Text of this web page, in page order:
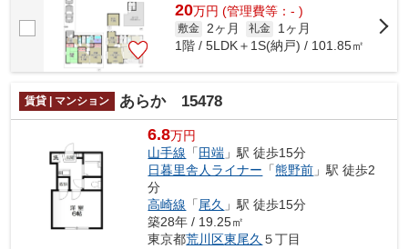
20万円 (管理費等：- )
敷金 2ヶ月 礼金
1ヶ月
1階 / 5LDK＋1S(納戸) / 101.85㎡
賃貸 | マンション あらか 15478
6.8万円
山手線 「 田端 」駅 徒歩15分
日暮里舎人ライナー 「熊野前 」駅 徒歩2
分
高崎線 「尾久 」駅 徒歩15分
築28年 / 19.25㎡
東京都荒川区東尾久 ５丁目